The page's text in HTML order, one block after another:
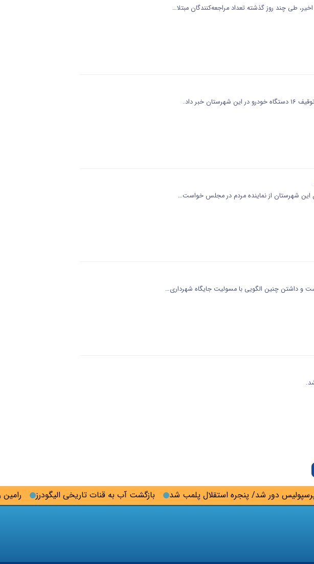
رامین بازگشت آب به قنات تاریخی الیگودرز دور شد/ پنجره استقلال پلمب شد
طی چند روز گذشته تعداد مراجعه‌کنندگان مبتلا…
داد.
این شهرستان از نماینده مردم در مجلس خواست…
و داشتن چنین الگویی با مسولیت جایگاه شهرداری…